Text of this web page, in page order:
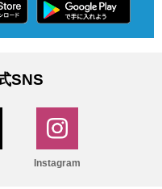
SNS
Instagram